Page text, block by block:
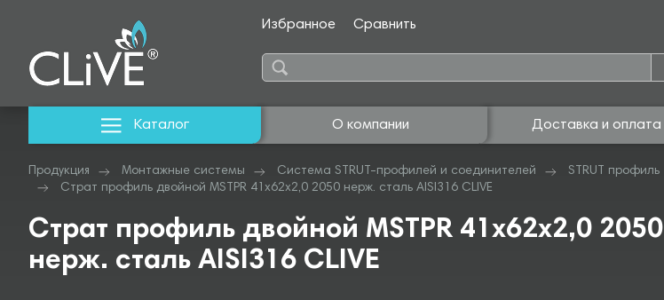
Избранное Сравнить
Каталог О компании Доставка и оплата
Продукция Монтажные системы Система STRUT-профилей и соединителей STRUT профиль
Страт профиль двойной MSTPR 41х62х2,0 2050 нерж. сталь AISI316 CLIVE
Страт профиль двойной MSTPR 41х62х2,0 2050
нерж. сталь AISI316 CLIVE